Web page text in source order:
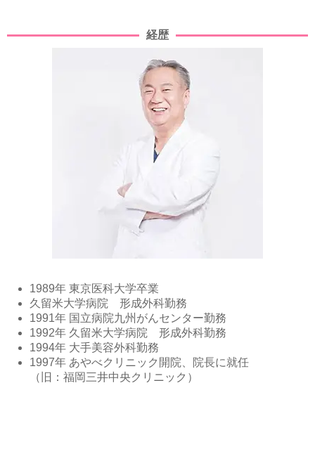
経歴
1989年 東京医科大学卒業
久留米大学病院 形成外科勤務
1991年 国立病院九州がんセンター勤務
1992年 久留米大学病院 形成外科勤務
1994年 大手美容外科勤務
1997年 あやべクリニック開院、院長に就任
（旧：福岡三井中央クリニック）